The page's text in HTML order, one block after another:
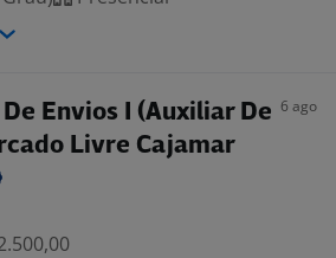
Envios I (Auxiliar De
Livre Cajamar
6 ago